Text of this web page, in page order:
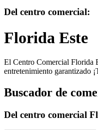
Del centro comercial:
Florida Este
El Centro Comercial Florida
entretenimiento garantizado
Buscador de
Del centro comercial